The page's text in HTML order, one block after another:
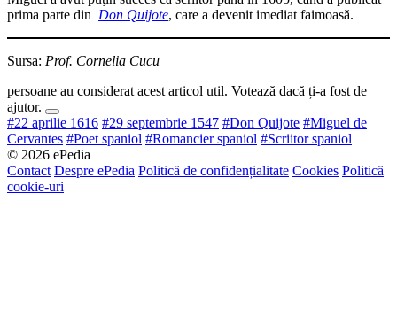
prima parte din Don Quijote, care a devenit imediat faimoasă.
Sursa: Prof. Cornelia Cucu
persoane au considerat acest articol util. Votează dacă ți-a fost de
ajutor.
#22 aprilie 1616 #29 septembrie 1547 #Don Quijote #Miguel de
Cervantes #Poet spaniol #Romancier spaniol #Scriitor spaniol
© 2026 ePedia
Contact Despre ePedia Politică de confidențialitate Cookies Politică
cookie-uri